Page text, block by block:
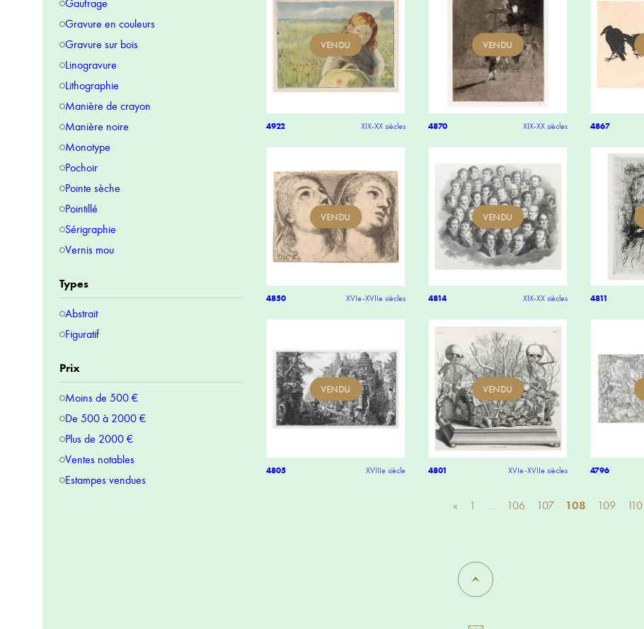
Gaufrage
Gravure en couleurs
Gravure sur bois
Linogravure
Lithographie
Manière de crayon
Manière noire
Monotype
Pochoir
Pointe sèche
Pointillé
Sérigraphie
Vernis mou
Types
Abstrait
Figuratif
Prix
Moins de 500 €
De 500 à 2000 €
Plus de 2000 €
Ventes notables
Estampes vendues
VENDU
4922 XIX-XX siècles
VENDU
4870 XIX-XX siècles 4867
VENDU
4850 XVIe-XVIIe siècles
VENDU
4814 XIX-XX siècles 4811
VENDU
4805 XVIIIe siècle
VENDU
4801 XVIe-XVIIe siècles 4796
« 1 … 106 107 108 109 110